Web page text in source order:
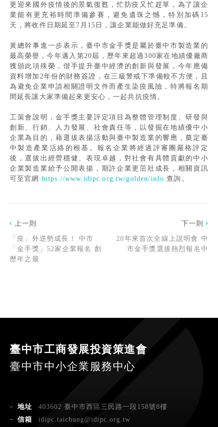
更迎來國外疫情後的景氣復甦，忙防疫又忙趕單，為了讓企
業能有更充裕時間準備參賽，避免遺珠之憾，特別加碼15
天，將收件日期延至7月15日，讓企業能做好充足準備。
黃總幹事進一步表示，臺中市金手獎是屬於臺中市製造業的
最高榮譽，今年邁入第20屆，歷年來超過300家在地績優廠商
獲頒此項殊榮，偕手提升臺中經濟的創新與發展，今年應備
資料增加2年份的財務簽證，在三級警戒下準備較不方便，且
為避免企業申請相關證明文件而產生染疫風險，特將報名期
間延長讓大家準備起來更安心，一起共抗疫情。
工策會說明，金手獎主要評定項目為整體管理制度、研發與
創新、行銷、人力發展、社會責任等，以發掘在地績優中小
企業為目的，藉選拔表揚活動與臺中製造業的響應，奠定臺
中製造產業活絡的根基。報名企業將經過評審團嚴格評定
後，選拔出經營穩健、表現卓越，對社會有具體貢獻的中小
企業製造業給予公開表揚，期許企業更茁壯成長，相關資訊
可至官網 https://www.idipc.org.tw/golden/info 查詢。
上一則
「疫」外逆勢成長！ 中市
「金手獎」52家企業報名 創
歷年之最
下一則
20年來首次全線上說明會 中
市金手獎選拔熱烈報名中
臺中市工商發展投資策進會
臺中市中小企業服務中心
地址
403602 臺中市西區三民路一段158號8樓
信箱
idipc.taichung@idipc.org.tw